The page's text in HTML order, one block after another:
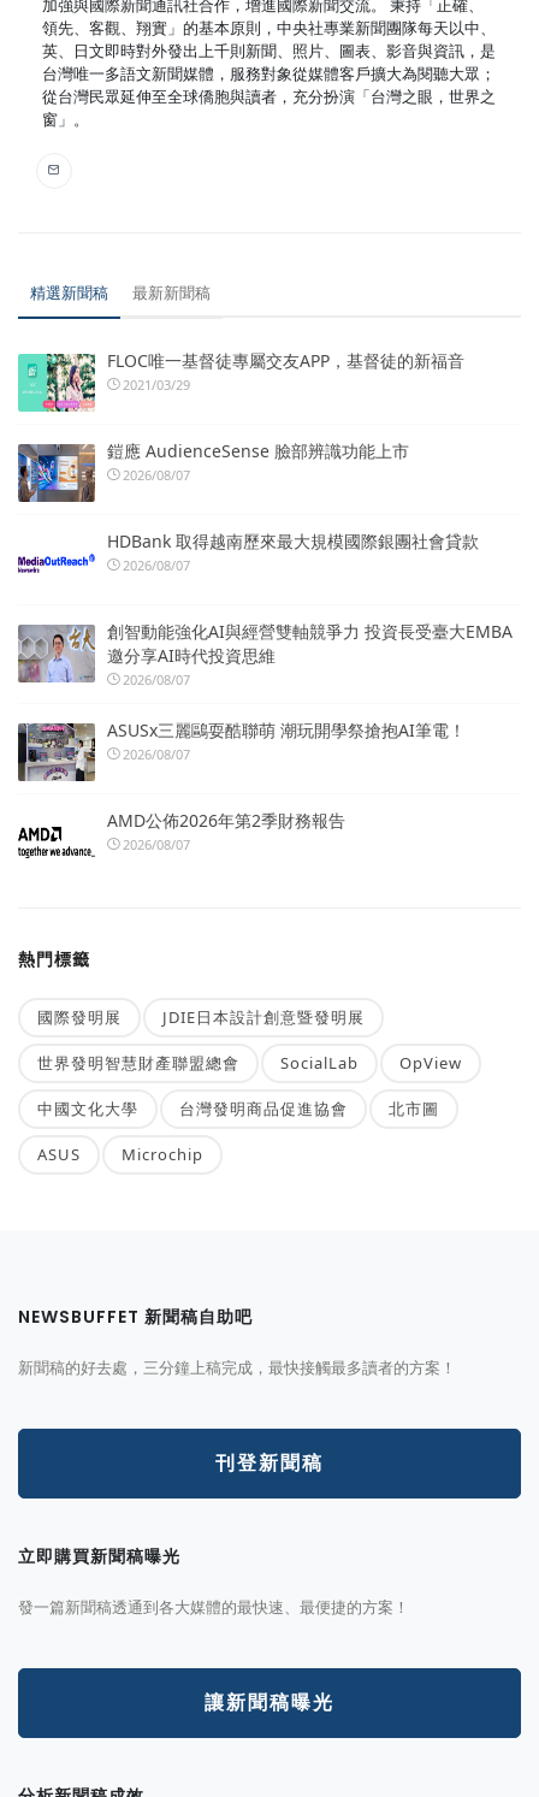
領先、客觀、翔實」的基本原則，中央社專業新聞團隊每天以中、
英、日文即時對外發出上千則新聞、照片、圖表、影音與資訊，是
台灣唯一多語文新聞媒體，服務對象從媒體客戶擴大為閱聽大眾；
從台灣民眾延伸至全球僑胞與讀者，充分扮演「台灣之眼，世界之
窗」。
精選新聞稿 最新新聞稿
FLOC唯一基督徒專屬交友APP，基督徒的新福音
2021/03/29
鎧應 AudienceSense 臉部辨識功能上市
2026/08/07
HDBank 取得越南歷來最大規模國際銀團社會貸款
2026/08/07
創智動能強化AI與經營雙軸競爭力 投資長受臺大EMBA
邀分享AI時代投資思維
2026/08/07
ASUSx三麗鷗耍酷聯萌 潮玩開學祭搶抱AI筆電！
2026/08/07
AMD公佈2026年第2季財務報告
2026/08/07
熱門標籤
國際發明展 JDIE日本設計創意暨發明展
世界發明智慧財產聯盟總會 SocialLab OpView
中國文化大學 台灣發明商品促進協會 北市圖
ASUS Microchip
NEWSBUFFET 新聞稿自助吧
新聞稿的好去處，三分鐘上稿完成，最快接觸最多讀者的方案！
刊登新聞稿
立即購買新聞稿曝光
發一篇新聞稿透通到各大媒體的最快速、最便捷的方案！
讓新聞稿曝光